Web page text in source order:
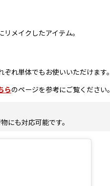
メイクしたアイテム。
れ単体でもお使いいただけます。
らのページを参考にご覧ください。
にも対応可能です。